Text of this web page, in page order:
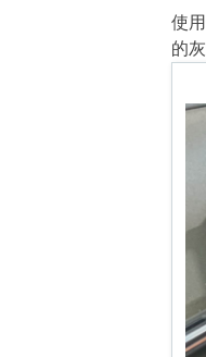
使
的